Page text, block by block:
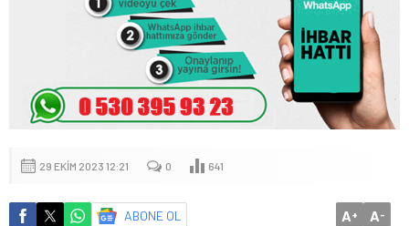
29 EKIM 2023 12:21 0 641
ABONE OL A+ A-